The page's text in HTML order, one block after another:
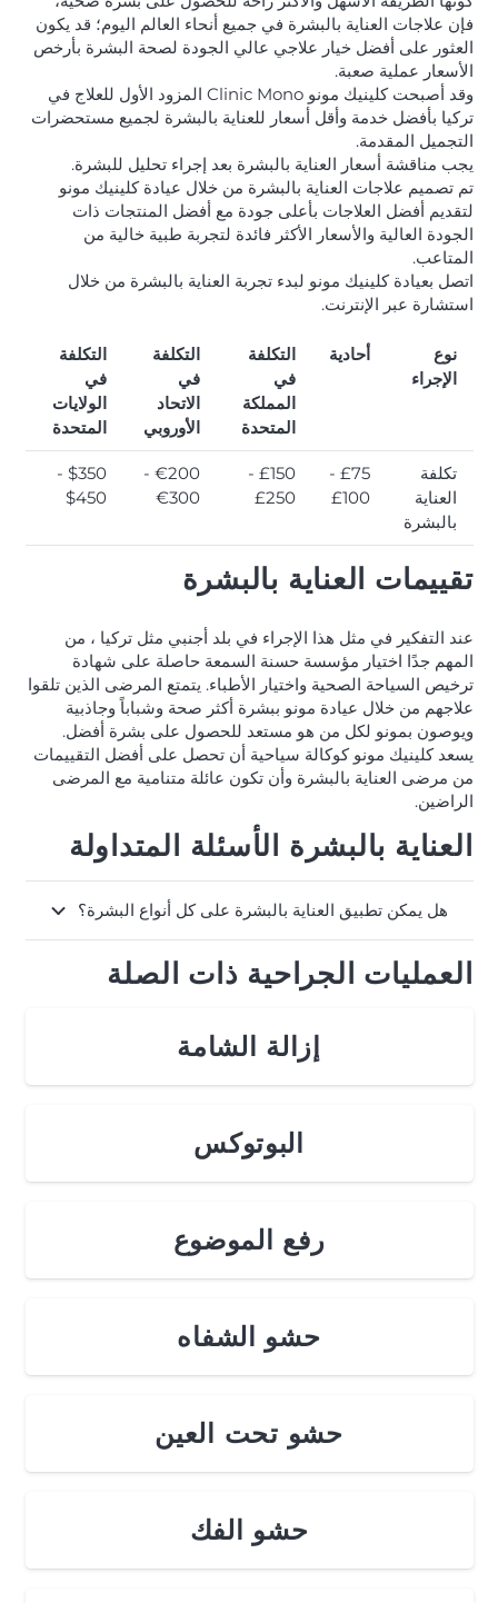
فإن علاجات العناية بالبشرة في جميع أنحاء العالم اليوم؛ قد يكون
العثور على أفضل خيار علاجي عالي الجودة لصحة البشرة بأرخص
الأسعار عملية صعبة.
وقد أصبحت كلينيك مونو Clinic Mono المزود الأول للعلاج في
تركيا بأفضل خدمة وأقل أسعار للعناية بالبشرة لجميع مستحضرات
التجميل المقدمة.
يجب مناقشة أسعار العناية بالبشرة بعد إجراء تحليل للبشرة.
تم تصميم علاجات العناية بالبشرة من خلال عيادة كلينيك مونو
لتقديم أفضل العلاجات بأعلى جودة مع أفضل المنتجات ذات
الجودة العالية والأسعار الأكثر فائدة لتجربة طبية خالية من
المتاعب.
اتصل بعيادة كلينيك مونو لبدء تجربة العناية بالبشرة من خلال
استشارة عبر الإنترنت.
نوع
الإجراء
أحادية
التكلفة
في
المملكة
المتحدة
التكلفة
في
الاتحاد
الأوروبي
التكلفة
في
الولايات
المتحدة
تكلفة
العناية
بالبشرة
£75 -
£100
£150 -
£250
€200 -
€300
$350 -
$450
تقييمات العناية بالبشرة
عند التفكير في مثل هذا الإجراء في بلد أجنبي مثل تركيا ، من
المهم جدًا اختيار مؤسسة حسنة السمعة حاصلة على شهادة
ترخيص السياحة الصحية واختيار الأطباء. يتمتع المرضى الذين تلقوا
علاجهم من خلال عيادة مونو ببشرة أكثر صحة وشباباً وجاذبية
ويوصون بمونو لكل من هو مستعد للحصول على بشرة أفضل.
يسعد كلينيك مونو كوكالة سياحية أن تحصل على أفضل التقييمات
من مرضى العناية بالبشرة وأن تكون عائلة متنامية مع المرضى
الراضين.
العناية بالبشرة الأسئلة المتداولة
هل يمكن تطبيق العناية بالبشرة على كل أنواع البشرة؟
العمليات الجراحية ذات الصلة
إزالة الشامة
البوتوكس
رفع الموضوع
حشو الشفاه
حشو تحت العين
حشو الفك